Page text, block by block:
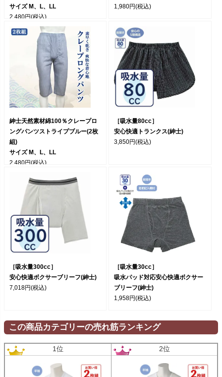
サイズ M、L、LL
2,480円(税込)
1,980円(税込)
紳士天然素材綿100％クレープロ
ングパンツストライプブルー(2枚
組)
サイズ M、L、LL
2,480円(税込)
［吸水量80cc］
安心快適トランクス(紳士)
3,850円(税込)
［吸水量300cc］
安心快適ボクサーブリーフ(紳士)
7,018円(税込)
［吸水量30cc］
吸水パッド対応安心快適ボクサー
ブリーフ(紳士)
1,958円(税込)
この商品カテゴリーの売れ筋ランキング
1位 2位